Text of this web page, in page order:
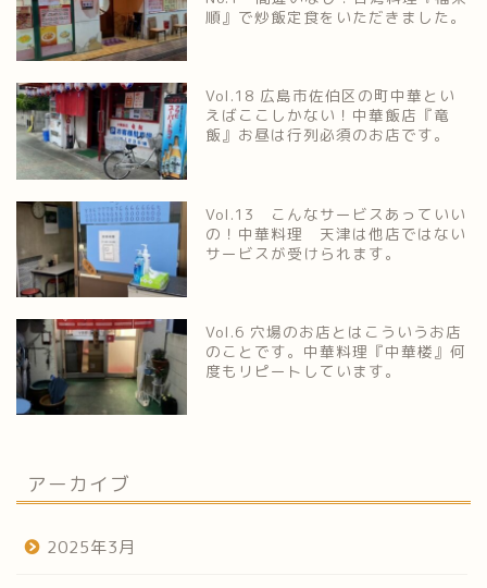
順』で炒飯定食をいただきました。
Vol.18 広島市佐伯区の町中華とい
えばここしかない！中華飯店『竜
飯』お昼は行列必須のお店です。
Vol.13 こんなサービスあっていい
の！中華料理 天津は他店ではない
サービスが受けられます。
Vol.6 穴場のお店とはこういうお店
のことです。中華料理『中華楼』何
度もリピートしています。
アーカイブ
2025年3月